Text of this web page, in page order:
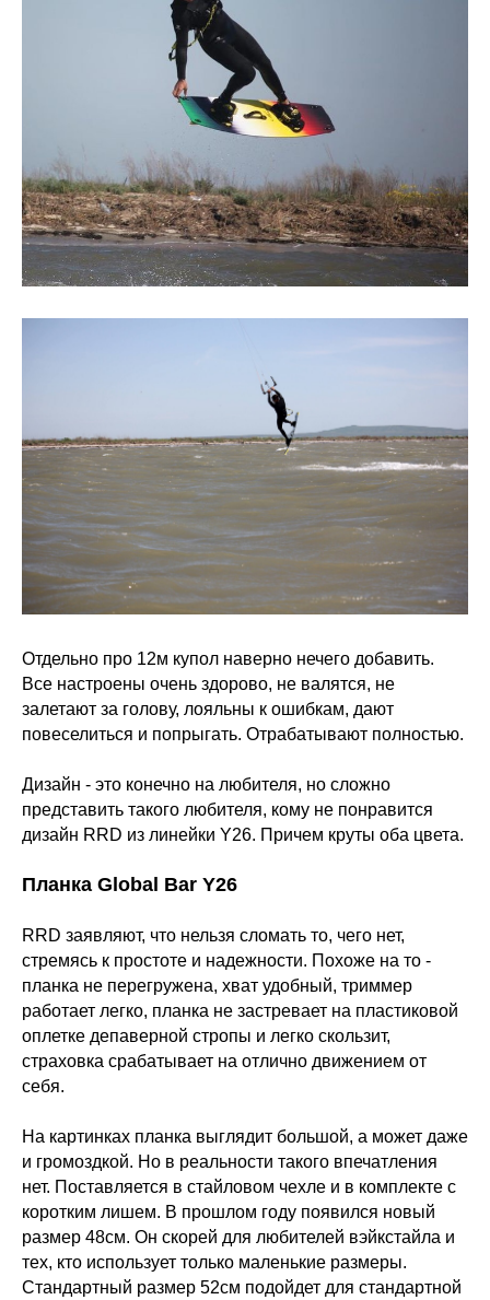
Отдельно про 12м купол наверно нечего добавить.
Все настроены очень здорово, не валятся, не
залетают за голову, лояльны к ошибкам, дают
повеселиться и попрыгать. Отрабатывают полностью.
Дизайн - это конечно на любителя, но сложно
представить такого любителя, кому не понравится
дизайн RRD из линейки Y26. Причем круты оба цвета.
Планка Global Bar Y26
RRD заявляют, что нельзя сломать то, чего нет,
стремясь к простоте и надежности. Похоже на то -
планка не перегружена, хват удобный, триммер
работает легко, планка не застревает на пластиковой
оплетке депаверной стропы и легко скользит,
страховка срабатывает на отлично движением от
себя.
На картинках планка выглядит большой, а может даже
и громоздкой. Но в реальности такого впечатления
нет. Поставляется в стайловом чехле и в комплекте с
коротким лишем. В прошлом году появился новый
размер 48см. Он скорей для любителей вэйкстайла и
тех, кто использует только маленькие размеры.
Стандартный размер 52см подойдет для стандартной